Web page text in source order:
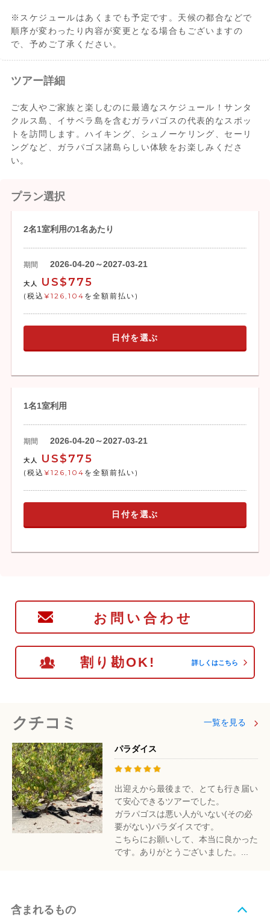
※スケジュールはあくまでも予定です。天候の都合などで
順序が変わったり内容が変更となる場合もございますの
で、予めご了承ください。
ツアー詳細
ご友人やご家族と楽しむのに最適なスケジュール！サンタ
クルス島、イサベラ島を含むガラパゴスの代表的なスポッ
トを訪問します。ハイキング、シュノーケリング、セーリ
ングなど、ガラパゴス諸島らしい体験をお楽しみくださ
い。
プラン選択
2名1室利用の1名あたり
期間 2026-04-20～2027-03-21
大人 US$775
(税込 ¥126,104 を全額前払い)
日付を選ぶ
1名1室利用
期間 2026-04-20～2027-03-21
大人 US$775
(税込 ¥126,104 を全額前払い)
日付を選ぶ
お問い合わせ
割り勘OK! 詳しくはこちら
クチコミ 一覧を見る
パラダイス
出迎えから最後まで、とても行き届い
て安心できるツアーでした。
ガラパゴスは悪い人がいない(その必
要がない)パラダイスです。
こちらにお願いして、本当に良かった
です。ありがとうございました。...
含まれるもの